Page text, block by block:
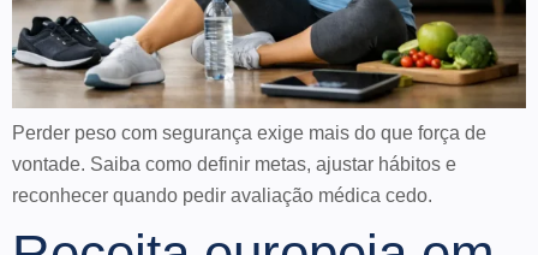
Perder peso com segurança exige mais do que força de
vontade. Saiba como definir metas, ajustar hábitos e
reconhecer quando pedir avaliação médica cedo.